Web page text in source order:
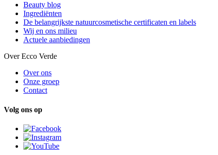
Beauty blog
Ingrediënten
De belangrijkste natuurcosmetische certificaten en labels
Wij en ons milieu
Actuele aanbiedingen
Over Ecco Verde
Over ons
Onze groep
Contact
Volg ons op